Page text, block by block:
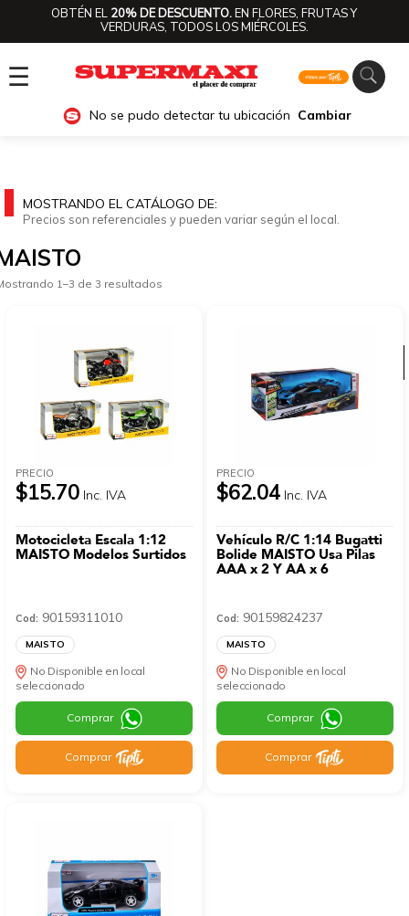
OBTÉN EL 20% DE DESCUENTO.EN FLORES, FRUTAS Y
VERDURAS, TODOS LOS MIÉRCOLES.
☰
No se pudo detectar tu ubicación Cambiar
MOSTRANDO EL CATÁLOGO DE:
Precios son referenciales y pueden variar según el local.
1–3 de 3 resultados
PRECIO
$15.70 Inc. IVA
Motocicleta Escala 1:12
MAISTO Modelos Surtidos
Cod: 90159311010
MAISTO
No Disponible en local
seleccionado
Comprar
Comprar
PRECIO
$62.04 Inc. IVA
Vehículo R/C 1:14 Bugatti
Bolide MAISTO Usa Pilas
AAA x 2 Y AA x 6
Cod: 90159824237
MAISTO
No Disponible en local
seleccionado
Comprar
Comprar